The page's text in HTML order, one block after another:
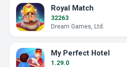
Royal Match
32263
Dream Games, Ltd.
My Perfect Hotel
1.29.0